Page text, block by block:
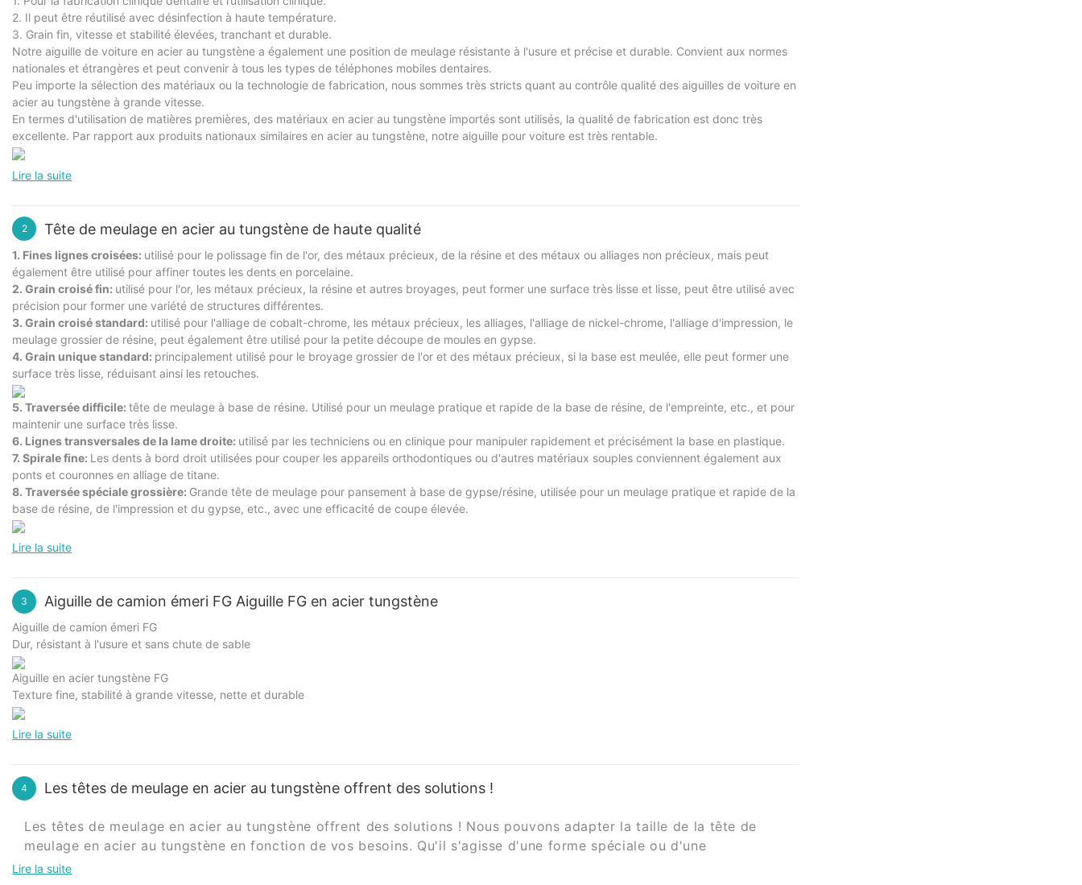
2. Il peut être réutilisé avec désinfection à haute température.
3. Grain fin, vitesse et stabilité élevées, tranchant et durable.
Notre aiguille de voiture en acier au tungstène a également une position de meulage résistante à l'usure et précise et durable. Convient aux normes
nationales et étrangères et peut convenir à tous les types de téléphones mobiles dentaires.
Peu importe la sélection des matériaux ou la technologie de fabrication, nous sommes très stricts quant au contrôle qualité des aiguilles de voiture en
acier au tungstène à grande vitesse.
En termes d'utilisation de matières premières, des matériaux en acier au tungstène importés sont utilisés, la qualité de fabrication est donc très
excellente. Par rapport aux produits nationaux similaires en acier au tungstène, notre aiguille pour voiture est très rentable.
Lire la suite
2 Tête de meulage en acier au tungstène de haute qualité
1. Fines lignes croisées: utilisé pour le polissage fin de l'or, des métaux précieux, de la résine et des métaux ou alliages non précieux, mais peut
également être utilisé pour affiner toutes les dents en porcelaine.
2. Grain croisé fin: utilisé pour l'or, les métaux précieux, la résine et autres broyages, peut former une surface très lisse et lisse, peut être utilisé avec
précision pour former une variété de structures différentes.
3. Grain croisé standard: utilisé pour l'alliage de cobalt-chrome, les métaux précieux, les alliages, l'alliage de nickel-chrome, l'alliage d'impression, le
meulage grossier de résine, peut également être utilisé pour la petite découpe de moules en gypse.
4. Grain unique standard: principalement utilisé pour le broyage grossier de l'or et des métaux précieux, si la base est meulée, elle peut former une
surface très lisse, réduisant ainsi les retouches.
5. Traversée difficile: tête de meulage à base de résine. Utilisé pour un meulage pratique et rapide de la base de résine, de l'empreinte, etc., et pour
maintenir une surface très lisse.
6. Lignes transversales de la lame droite: utilisé par les techniciens ou en clinique pour manipuler rapidement et précisément la base en plastique.
7. Spirale fine: Les dents à bord droit utilisées pour couper les appareils orthodontiques ou d'autres matériaux souples conviennent également aux
ponts et couronnes en alliage de titane.
8. Traversée spéciale grossière: Grande tête de meulage pour pansement à base de gypse/résine, utilisée pour un meulage pratique et rapide de la
base de résine, de l'impression et du gypse, etc., avec une efficacité de coupe élevée.
Lire la suite
3 Aiguille de camion émeri FG Aiguille FG en acier tungstène
Aiguille de camion émeri FG
Dur, résistant à l'usure et sans chute de sable
Aiguille en acier tungstène FG
Texture fine, stabilité à grande vitesse, nette et durable
Lire la suite
4 Les têtes de meulage en acier au tungstène offrent des solutions !
Les têtes de meulage en acier au tungstène offrent des solutions ! Nous pouvons adapter la taille de la tête de
meulage en acier au tungstène en fonction de vos besoins. Qu'il s'agisse d'une forme spéciale ou d'une
spécification spécifique, nous pouvons répondre à vos besoins.
Lire la suite